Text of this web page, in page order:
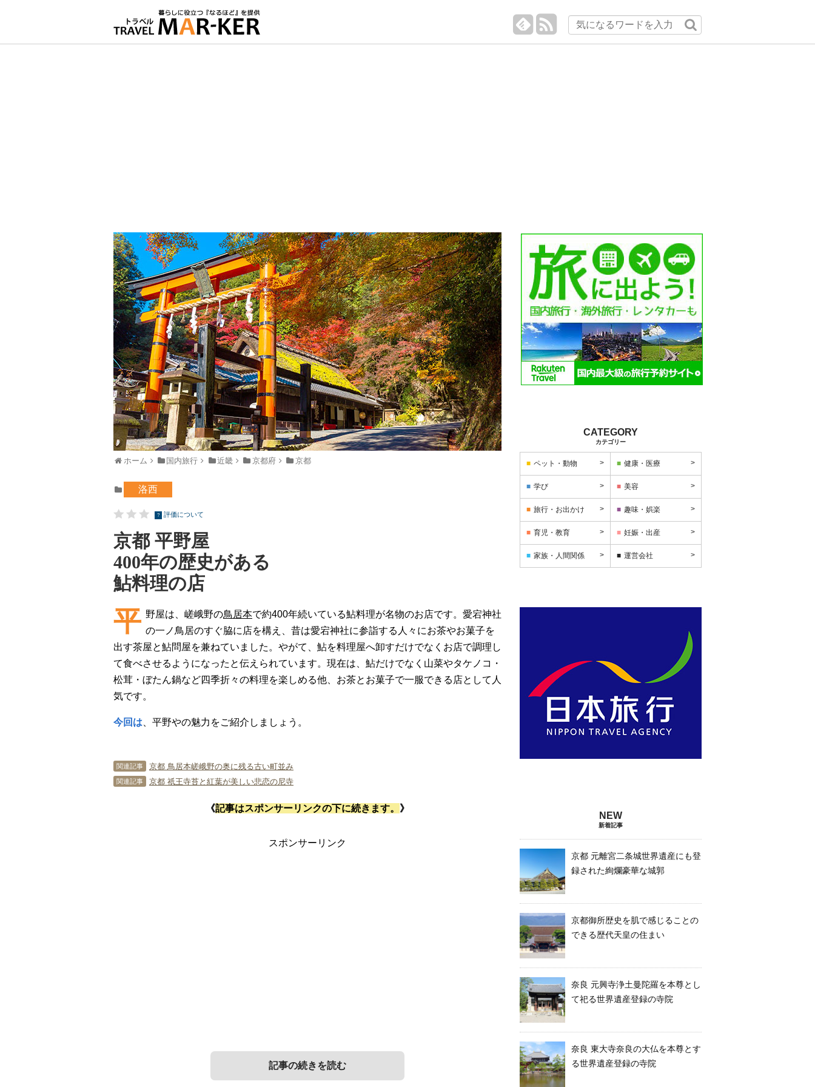
ホーム 国内旅行 近畿 京都府 京都
洛西
? 評価について
京都 平野屋
400年の歴史がある
鮎料理の店
平 野屋は、嵯峨野の鳥居本で約400年続いている鮎料理が名物のお店です。愛宕神社
の一ノ鳥居のすぐ脇に店を構え、昔は愛宕神社に参詣する人々にお茶やお菓子を
出す茶屋と鮎問屋を兼ねていました。やがて、鮎を料理屋へ卸すだけでなくお店で調理し
て食べさせるようになったと伝えられています。現在は、鮎だけでなく山菜やタケノコ・
松茸・ぼたん鍋など四季折々の料理を楽しめる他、お茶とお菓子で一服できる店として人
気です。
今回は 、平野やの魅力をご紹介しましょう。
関連記事 京都 鳥居本嵯峨野の奥に残る古い町並み
関連記事 京都 祇王寺苔と紅葉が美しい悲恋の尼寺
《記事はスポンサーリンクの下に続きます。 》
スポンサーリンク
記事の続きを読む
カテゴリー
ペット・動物 健康・医療
学び 美容
旅行・お出かけ 趣味・娯楽
育児・教育 妊娠・出産
家族・人間関係 運営会社
新着記事
京都 元離宮二条城世界遺産にも登
録された絢爛豪華な城郭
京都御所歴史を肌で感じることの
できる歴代天皇の住まい
奈良 元興寺浄土曼陀羅を本尊とし
て祀る世界遺産登録の寺院
奈良 東大寺奈良の大仏を本尊とす
る世界遺産登録の寺院